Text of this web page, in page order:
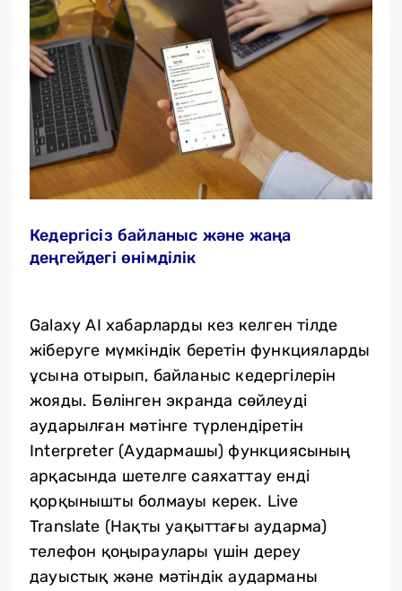
Кедергісіз байланыс және жаңа
деңгейдегі өнімділік
Galaxy AI хабарларды кез келген тілде
жіберуге мүмкіндік беретін функцияларды
ұсына отырып, байланыс кедергілерін
жояды. Бөлінген экранда сөйлеуді
аударылған мәтінге түрлендіретін
Interpreter (Аудармашы) функциясының
арқасында шетелге саяхаттау енді
қорқынышты болмауы керек. Live
Translate (Нақты уақыттағы аударма)
телефон қоңыраулары үшін дереу
дауыстық және мәтіндік аударманы